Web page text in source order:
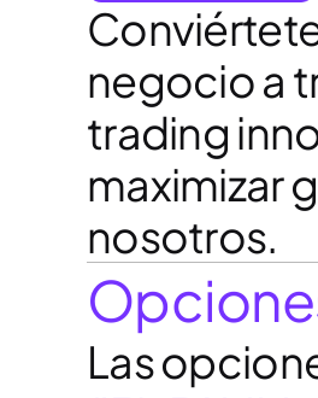
negocio a
trading
maximizar
nosotros.
Las